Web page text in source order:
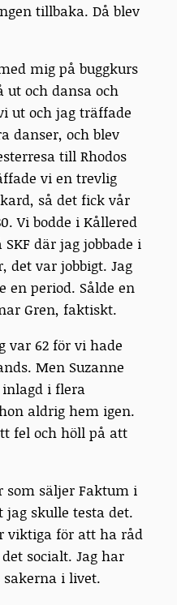
tillbaka. Då blev
mig på buggkurs
och dansa och
ut och jag träffade
danser, och blev
till Rhodos
vi en trevlig
så det fick vår
Vi bodde i Kållered
där jag jobbade i
det var jobbigt. Jag
en period. Sålde en
Gren, faktiskt.
var 62 för vi hade
Men Suzanne
inlagd i flera
aldrig hem igen.
fel och höll på att
som säljer Faktum i
skulle testa det.
viktiga för att ha råd
socialt. Jag har
i livet.